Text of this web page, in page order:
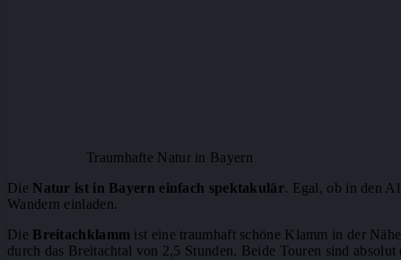
Traumhafte Natur in Bayern
Die Natur ist in Bayern einfach spektakulär. Egal, ob in den
Wandern einladen.
Die Breitachklamm ist eine traumhaft schöne Klamm in der
durch das Breitachtal von 2,5 Stunden. Beide Touren sind absolut